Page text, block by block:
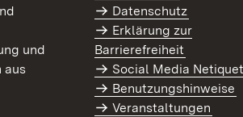
und
aus
Datenschutz
Erklärung zur
Barrierefreiheit
Social Media
Benutzungshinweise
Veranstaltungen